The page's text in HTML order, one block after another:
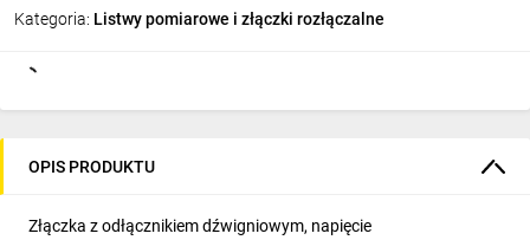
Kategoria: Listwy pomiarowe i złączki rozłączalne
OPIS PRODUKTU
Złączka z odłącznikiem dźwigniowym, napięcie